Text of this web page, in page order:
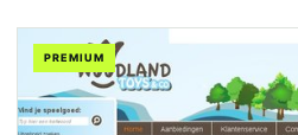
PREMIUM